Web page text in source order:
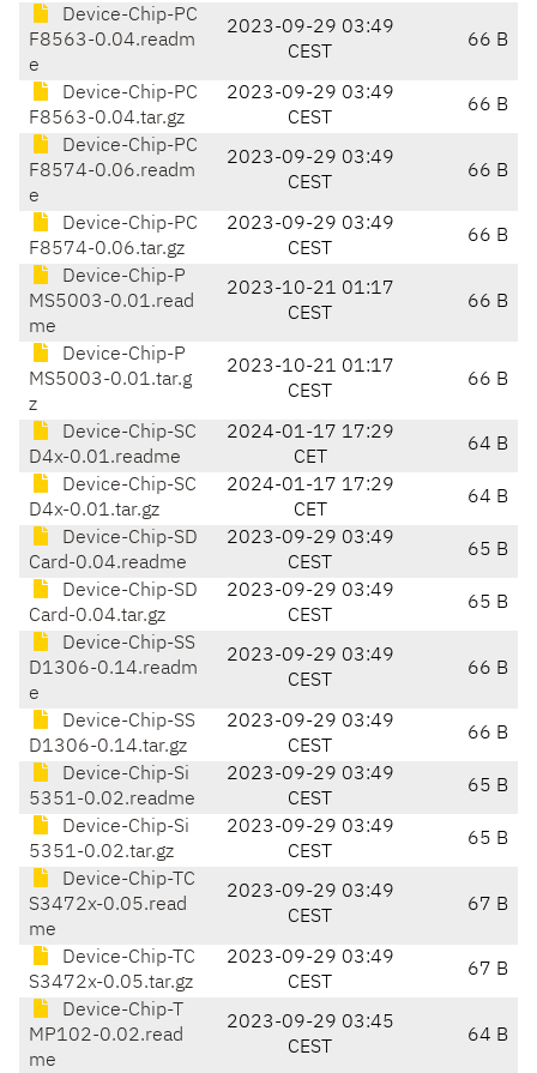
Device-Chip-PC
F8563-0.04.readm
e
2023-09-29 03:49
CEST
66 B
Device-Chip-PC
F8563-0.04.tar.gz
2023-09-29 03:49
CEST
66 B
Device-Chip-PC
F8574-0.06.readm
e
2023-09-29 03:49
CEST
66 B
Device-Chip-PC
F8574-0.06.tar.gz
2023-09-29 03:49
CEST
66 B
Device-Chip-P
MS5003-0.01.read
me
2023-10-21 01:17
CEST
66 B
Device-Chip-P
MS5003-0.01.tar.g
z
2023-10-21 01:17
CEST
66 B
Device-Chip-SC
D4x-0.01.readme
2024-01-17 17:29
CET
64 B
Device-Chip-SC
D4x-0.01.tar.gz
2024-01-17 17:29
CET
64 B
Device-Chip-SD
Card-0.04.readme
2023-09-29 03:49
CEST
65 B
Device-Chip-SD
Card-0.04.tar.gz
2023-09-29 03:49
CEST
65 B
Device-Chip-SS
D1306-0.14.readm
e
2023-09-29 03:49
CEST
66 B
Device-Chip-SS
D1306-0.14.tar.gz
2023-09-29 03:49
CEST
66 B
Device-Chip-Si
5351-0.02.readme
2023-09-29 03:49
CEST
65 B
Device-Chip-Si
5351-0.02.tar.gz
2023-09-29 03:49
CEST
65 B
Device-Chip-TC
S3472x-0.05.read
me
2023-09-29 03:49
CEST
67 B
Device-Chip-TC
S3472x-0.05.tar.gz
2023-09-29 03:49
CEST
67 B
Device-Chip-T
MP102-0.02.read
me
2023-09-29 03:45
CEST
64 B